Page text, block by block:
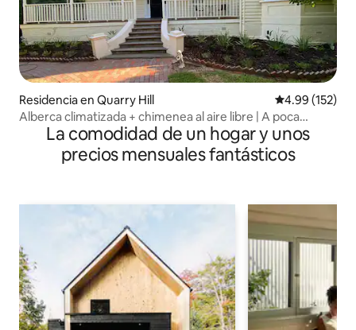
Residencia en Quarry Hill Calificación
4.99 (152)
Alberca climatizada + chimenea al aire libre | A poca
distancia a pie del CBD
La comodidad de un hogar y unos
precios mensuales fantásticos